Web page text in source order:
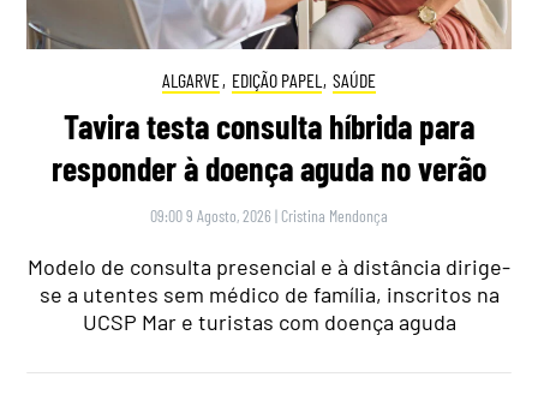
ALGARVE, EDIÇÃO PAPEL , SAÚDE
Tavira testa consulta híbrida para
responder à doença aguda no verão
09:00 9 Agosto, 2026 | Cristina Mendonça
Modelo de consulta presencial e à distância dirige-
se a utentes sem médico de família, inscritos na
UCSP Mar e turistas com doença aguda